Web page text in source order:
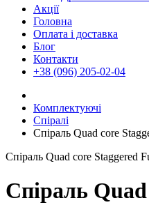
Акції
Головна
Оплата і доставка
Блог
Контакти
+38 (096) 205-02-04
Комплектуючі
Спіралі
Спіраль Quad core
Спіраль Quad core Staggered
Спіраль